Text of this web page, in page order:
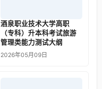
酒泉职业技术大学高职
（专科）升本科考试旅游
管理类能力测试大纲
2026年05月09日